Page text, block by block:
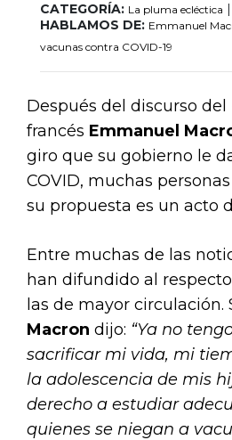
CATEGORÍA: La pluma ecléctica |
HABLAMOS DE: Emmanuel
vacunas contra COVID-19
Después del discurso
francés Emmanuel
giro que su gobierno le
COVID, muchas
su propuesta es un acto
Entre muchas de las
han difundido al
las de mayor
Macron dijo: “Ya no
sacrificar mi vida, mi
la adolescencia de mis
derecho a estudiar
quienes se niegan a